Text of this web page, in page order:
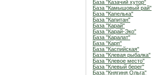
База "Казачий хутор"
База "Камышовый рай"
База "Капелька"
База "Капитан"
База "Карай"
База "Карай-Эко"
База "Каралат"
База "Карп"
База "Каспийская"
База "Клевая рыбалка"
База "Клевое место"
База "Клевый берег"
База "Княгиня Ольга"